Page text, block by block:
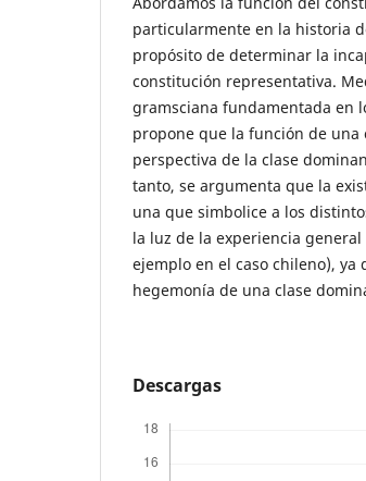
particularmente en la historia
propósito de determinar la
constitución representativa.
gramsciana fundamentada en
propone que la función de
perspectiva de la clase
tanto, se argumenta que la
una que simbolice a los
la luz de la experiencia
ejemplo en el caso chileno),
hegemonía de una clase
Descargas